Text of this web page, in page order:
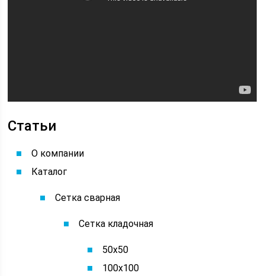
Статьи
О компании
Каталог
Сетка сварная
Сетка кладочная
50х50
100х100